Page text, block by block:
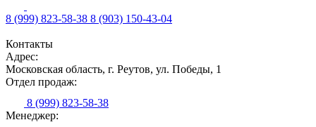
8 (999) 823-58-38 8 (903) 150-43-04
Контакты
Адрес:
Московская область, г. Реутов, ул. Победы, 1
Отдел продаж:
8 (999) 823-58-38
Менеджер: